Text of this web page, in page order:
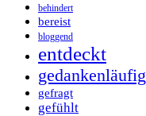
behindert
bereist
bloggend
entdeckt
gedankenläufig
gefragt
gefühlt